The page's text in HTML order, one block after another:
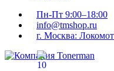
Пн-Пт 9:00–18:00
info@tmshop.ru
г. Москва: